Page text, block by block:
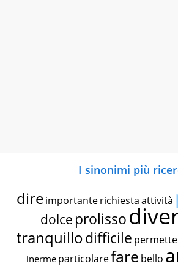
I sinonimi più
dire importante richiestaattività
dolce prolisso
tranquillodifficile
inerme particolarefare bello